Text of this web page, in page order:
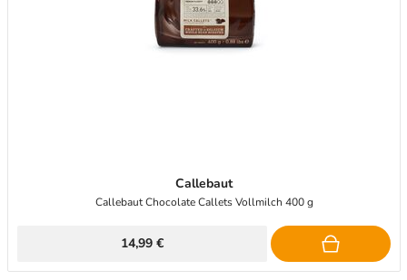
Callebaut
Callebaut Chocolate Callets Vollmilch 400 g
14,99 €